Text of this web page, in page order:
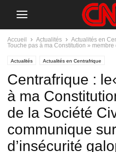
Accueil Actualités Actualités en
Touche pas à ma Constitution » membre
Actualités Actualités en Centrafrique
Centrafrique :
à ma
de la Société
communique
d’insécurité